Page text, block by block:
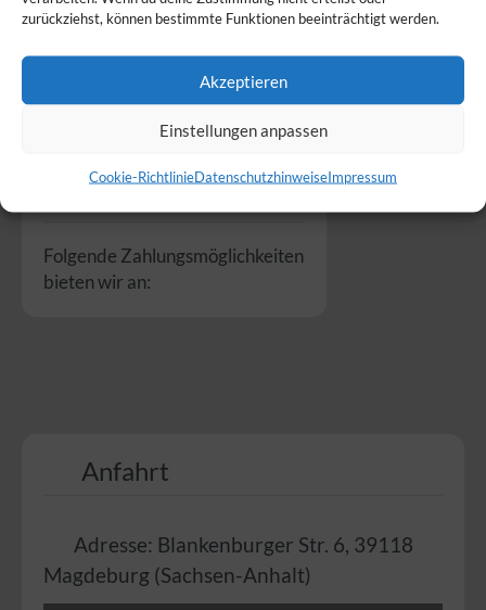
zurückziehst, können bestimmte Funktionen beeinträchtigt werden.
Akzeptieren
Einstellungen anpassen
Cookie-RichtlinieDatenschutzhinweiseImpressum
Milchprodukte,
und
Wurstwaren
Folgende Zahlungsmöglichkeiten
bieten wir an:
Anfahrt
Adresse: Blankenburger Str. 6, 39118
Magdeburg (Sachsen-Anhalt)